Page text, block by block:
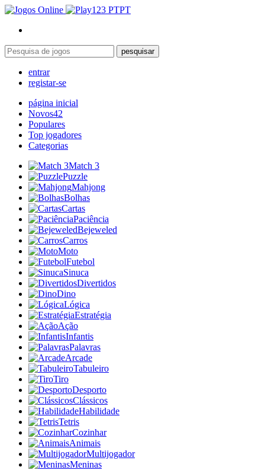
PT
pesquisar
entrar
registar-se
página inicial
Novos42
Populares
Top jogadores
Categorias
Match 3
Puzzle
Mahjong
Bolhas
Cartas
Paciência
Bejeweled
Carros
Moto
Futebol
Sinuca
Divertidos
Dino
Lógica
Estratégia
Ação
Infantis
Palavras
Arcade
Tabuleiro
Tiro
Desporto
Clássicos
Habilidade
Tetris
Cozinhar
Animais
Multijogador
Meninas